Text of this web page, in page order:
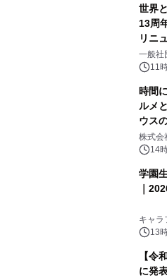
世界
13周
リニ
一般社
11
時間
ルメ
ウス
サウ
得な
株式会
14
学園
｜
キャラ
デザイ
13
【令
に発